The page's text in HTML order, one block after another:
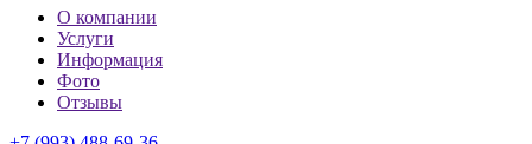
О компании
Услуги
Информация
Фото
Отзывы